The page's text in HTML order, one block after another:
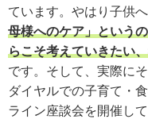
ています。やはり子供
母様へのケア」という
らこそ考えていきたい
です。そして、実際に
ダイヤルでの子育て・
ライン座談会を開催して